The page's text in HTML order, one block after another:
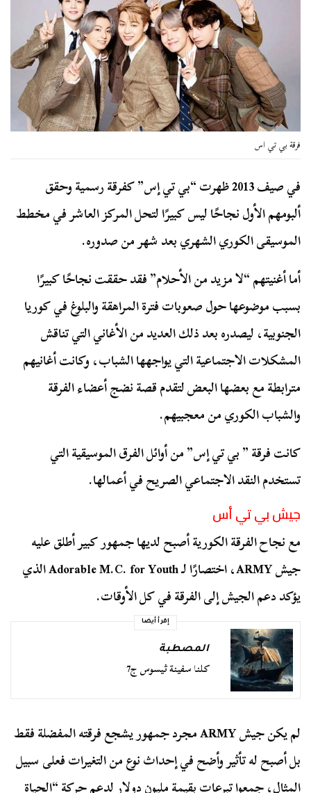
فرقة بي تي اس
في صيف 2013 ظهرت “بي تي إس” كفرقة رسمية وحقق
ألبومهم الأول نجاحًا ليس كبيرًا لتحل المركز العاشر في مخطط
الموسيقى الكوري الشهري بعد شهر من صدوره.
أما أغنيتهم “لا مزيد من الأحلام” فقد حققت نجاحًا كبيرًا
بسبب موضوعها حول صعوبات فترة المراهقة والبلوغ في كوريا
الجنوبية، ليصدره بعد ذلك العديد من الأغاني التي تناقش
المشكلات الاجتماعية التي يواجهها الشباب، وكانت أغانيهم
مترابطة مع بعضها البعض لتقدم قصة نضج أعضاء الفرقة
والشباب الكوري من معجبيهم.
كانت فرقة ” بي تي إس” من أوائل الفرق الموسيقية التي
تستخدم النقد الاجتماعي الصريح في أعمالها.
جيش بي تي أس
مع نجاح الفرقة الكورية أصبح لديها جمهور كبير أطلق عليه
جيش ARMY، اختصارًا لـ Adorable M.C. for Youth الذي
يؤكد دعم الجيش إلى الفرقة في كل الأوقات.
إقرأ أيضا
المصطبة
كلنا سفينة ثيسوس ج7
لم يكن جيش ARMY مجرد جمهور يشجع فرقته المفضلة فقط
بل أصبح له تأثير وأضح في إحداث نوع من التغيرات فعلى سبيل
المثال، جمعوا تبرعات بقيمة مليون دولار لدعم حركة “الحياة